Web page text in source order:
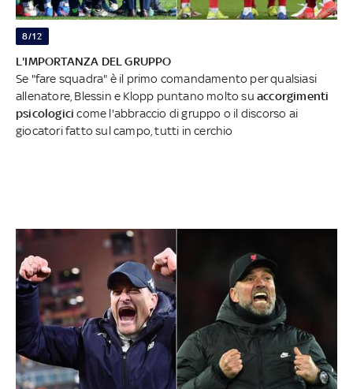
8/12
L'IMPORTANZA DEL GRUPPO
Se "fare squadra" è il primo comandamento per qualsiasi
allenatore, Blessin e Klopp puntano molto su accorgimenti
psicologicicome l'abbraccio di gruppo o il discorso ai
giocatori fatto sul campo, tutti in cerchio